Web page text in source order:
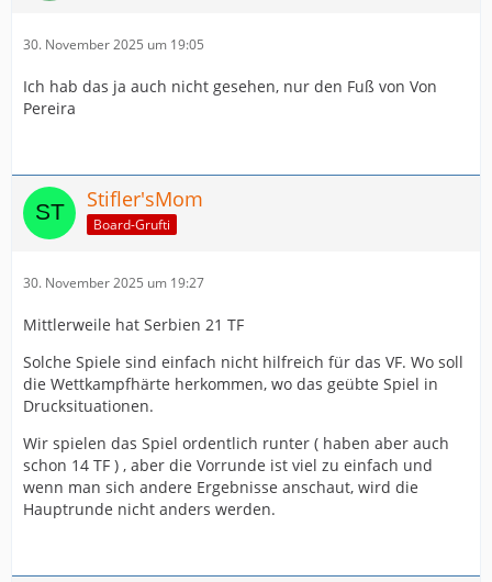
30. November 2025 um 19:05
Ich hab das ja auch nicht gesehen, nur den Fuß von Von
Pereira
Stifler'sMom
Board-Grufti
30. November 2025 um 19:27
Mittlerweile hat Serbien 21 TF
Solche Spiele sind einfach nicht hilfreich für das VF. Wo soll
die Wettkampfhärte herkommen, wo das geübte Spiel in
Drucksituationen.
Wir spielen das Spiel ordentlich runter ( haben aber auch
schon 14 TF ) , aber die Vorrunde ist viel zu einfach und
wenn man sich andere Ergebnisse anschaut, wird die
Hauptrunde nicht anders werden.